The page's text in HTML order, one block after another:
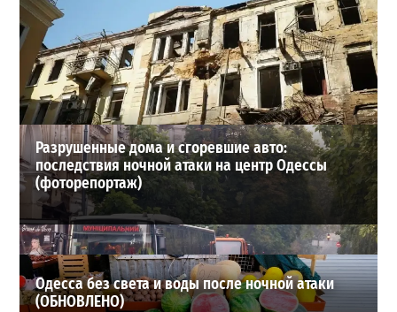
В Одессе стреляли по сотрудникам ТЦК: есть
раненые (ОБНОВЛЕНО)
2
2026-08-02
ВИБОР РЕДАКЦИИ
Разрушенные дома и сгоревшие авто:
последствия ночной атаки на центр Одессы
(фоторепортаж)
Одесса без света и воды после ночной атаки
(ОБНОВЛЕНО)